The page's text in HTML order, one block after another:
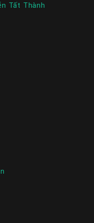
Tất Thành